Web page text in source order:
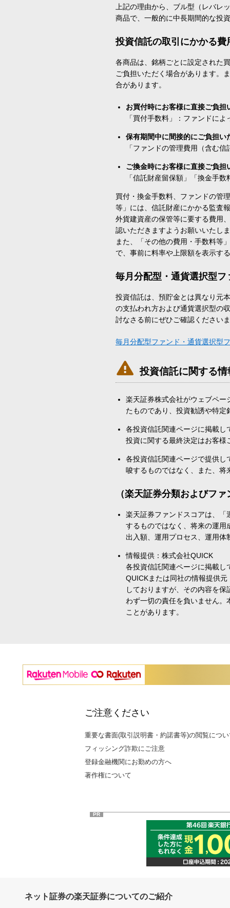
上記の理由から、ブル型（レバレ
商品で、一般的に中長期間的な投
投資信託の取引にかかる費
各商品は、銘柄ごとに設定された
ご負担いただく場合があります。
合があります。
お買付時にお客様に直接ご負担
「買付手数料」：ファンドに
保有期間中に間接的にご負担い
「ファンドの管理費用（含む
ご換金時にお客様に直接ご負担
「信託財産留保額」「換金手
買付・換金手数料、ファンドの管
等」には、信託財産にかかる監査
外貨建資産の保管等に要する費用
認いただきますようお願いいたし
また、「その他の費用・手数料等
で、事前に料率や上限額を表示す
毎月分配型・通貨選択型
投資信託は、預貯金とは異なり元
の支払われ方および通貨選択型の
討なさる前にぜひご確認ください
毎月分配型ファンド・通貨選択型
 投資信託に関する
楽天証券株式会社がウェブペ
たものであり、投資勧誘や特
各投資信託関連ページに掲載
投資に関する最終決定はお客
各投資信託関連ページで提供
唆するものではなく、また、
（楽天証券分類およびフ
楽天証券ファンドスコアは、
するものではなく、将来の運
出入額、運用プロセス、運用
情報提供：株式会社QUICK
各投資信託関連ページに掲載
QUICKまたは同社の情報提供
しておりますが、その内容を
わず一切の責任を負いません
ことがあります。
ご注意ください
重要な書面(取引説明書・約諾書等)の閲覧につ
フィッシング詐欺にご注意
登録金融機関にお勤めの方へ
著作権について
PR
ネット証券の楽天証券についてのご紹介